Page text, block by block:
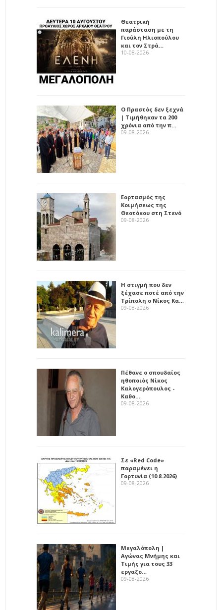
Θεατρική
παράσταση με τη
Γιούλη Ηλιοπούλου
και τον Στρά…
10-08-2026
Ο Πραστός δεν ξεχνά
| Τιμήθηκαν τα 200
χρόνια από την π…
09-08-2026
Εορτασμός της
Κοιμήσεως της
Θεοτόκου στη Στενό
09-08-2026
Η στιγμή που δεν
ξέχασε ποτέ από την
Τρίπολη ο Νίκος Κα…
09-08-2026
Πέθανε ο σπουδαίος
ηθοποιός Νίκος
Καλογερόπουλος -
Καθο…
09-08-2026
Σε «Red Code»
παραμένει η
Γορτυνία (10.8.2026)
09-08-2026
Μεγαλόπολη |
Αγώνας Μνήμης και
Τιμής για τους 33
εργαζο…
09-08-2026